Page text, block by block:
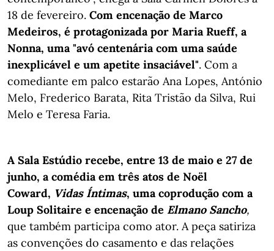
18 de fevereiro. Com encenação de Marco
Medeiros, é protagonizada por Maria Rueff, a
Nonna, uma "avó centenária com uma saúde
inexplicável e um apetite insaciável". Com a
comediante em palco estarão Ana Lopes, António
Melo, Frederico Barata, Rita Tristão da Silva, Rui
Melo e Teresa Faria.
A Sala Estúdio recebe, entre 13 de maio e 27 de
junho, a comédia em três atos de Noël
Coward, Vidas Íntimas, uma coprodução com a
Loup Solitaire e encenação de Elmano Sancho,
que também participa como ator. A peça satiriza
as convenções do casamento e das relações